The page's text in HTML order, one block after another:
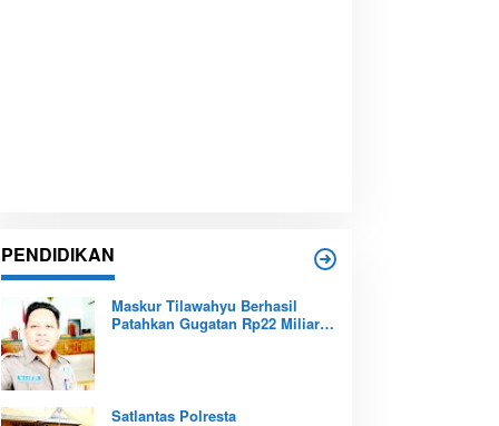
PENDIDIKAN
Maskur Tilawahyu Berhasil
Patahkan Gugatan Rp22 Miliar,
Satlantas Polresta